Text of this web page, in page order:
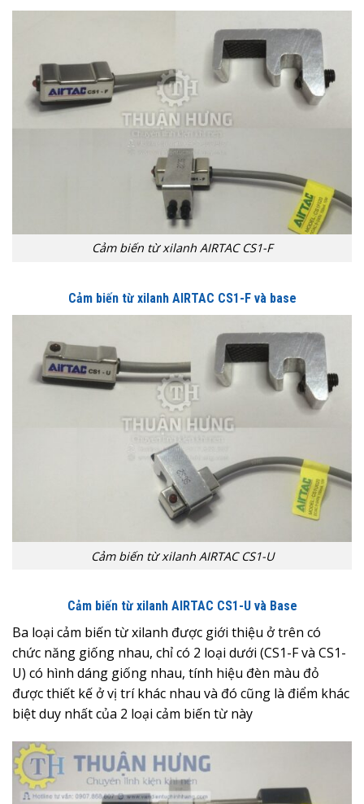
Cảm biến từ xilanh AIRTAC CS1-F
Cảm biến từ xilanh AIRTAC CS1-F và base
Cảm biến từ xilanh AIRTAC CS1-U
Cảm biến từ xilanh AIRTAC CS1-U và Base
Ba loại cảm biến từ xilanh được giới thiệu ở trên có
chức năng giống nhau, chỉ có 2 loại dưới (CS1-F và CS1-
U) có hình dáng giống nhau, tính hiệu đèn màu đỏ
được thiết kế ở vị trí khác nhau và đó cũng là điểm khác
biệt duy nhất của 2 loại cảm biến từ này